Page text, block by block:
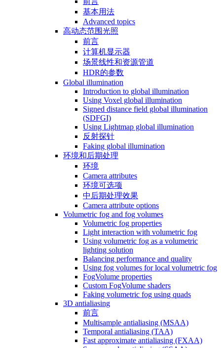
基本用法
Advanced topics
高动态范围光照
前言
计算机显示器
场景线性和资源管道
HDR的参数
Global illumination
Introduction to global illumination
Using Voxel global illumination
Signed distance field global illumination
(SDFGI)
Using Lightmap global illumination
反射探针
Faking global illumination
环境和后期处理
环境
Camera attributes
环境可选项
中后期处理效果
Camera attribute options
Volumetric fog and fog volumes
Volumetric fog properties
Light interaction with volumetric fog
Using volumetric fog as a volumetric
lighting solution
Balancing performance and quality
Using fog volumes for local volumetric fog
FogVolume properties
Custom FogVolume shaders
Faking volumetric fog using quads
3D antialiasing
前言
Multisample antialiasing (MSAA)
Temporal antialiasing (TAA)
Fast approximate antialiasing (FXAA)